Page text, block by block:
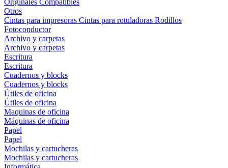
Originales Compatibles
Otros
Cintas para impresoras Cintas para rotuladoras Rodillos
Fotoconductor
Archivo y carpetas
Archivo y carpetas
Escritura
Escritura
Cuadernos y blocks
Cuadernos y blocks
Útiles de oficina
Útiles de oficina
Maquinas de oficina
Máquinas de oficina
Papel
Papel
Mochilas y cartucheras
Mochilas y cartucheras